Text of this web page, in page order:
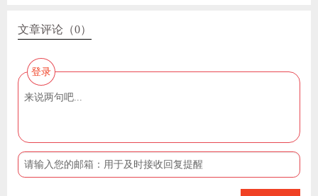
文章评论（0）
登录